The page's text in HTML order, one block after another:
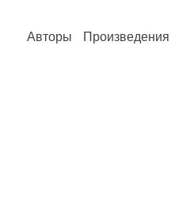
Авторы Произведения